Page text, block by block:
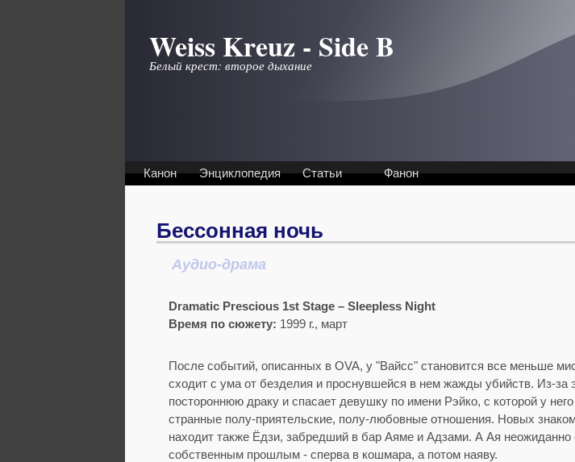
Weiss Kreuz - Side B
Белый крест: второе дыхание
Канон Энциклопедия Статьи Фанон
Бессонная ночь
Аудио-драма
Dramatic Prescious 1st Stage – Sleepless Night
Время по сюжету: 1999 г., март
После событий, описанных в OVA, у "Вайсс" становится все меньше
сходит с ума от безделия и проснувшейся в нем жажды убийств. Из-за
постороннюю драку и спасает девушку по имени Рэйко, с которой у
странные полу-приятельские, полу-любовные отношения. Новых
находит также Ёдзи, забредший в бар Аяме и Адзами. А Ая неожиданно
собственным прошлым - сперва в кошмара, а потом наяву.